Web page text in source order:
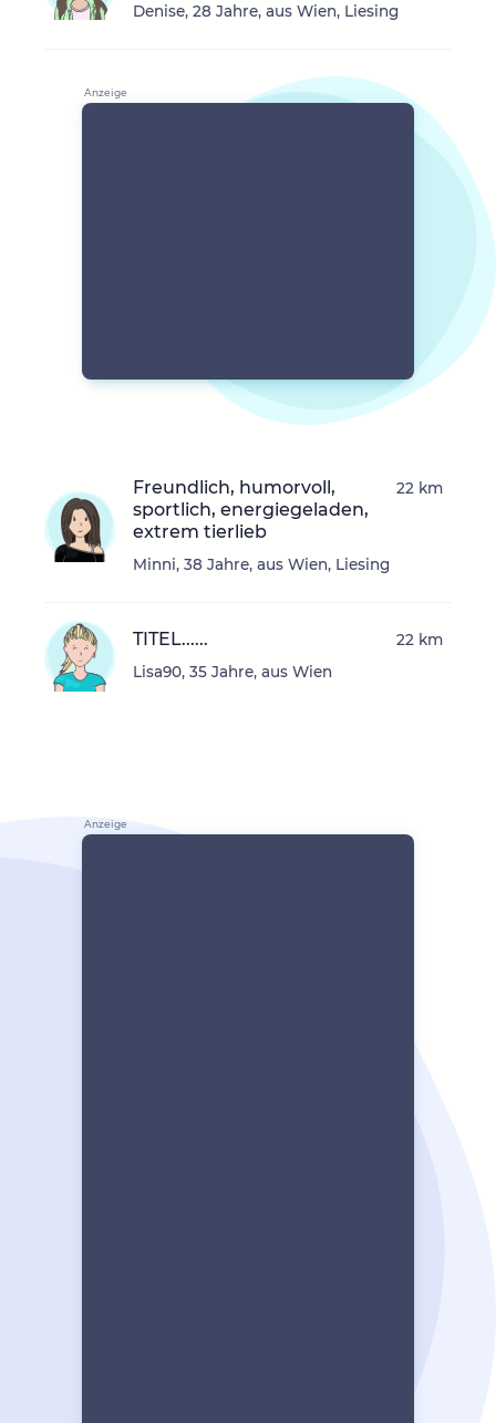
Denise, 28 Jahre, aus Wien, Liesing
Freundlich, humorvoll,
sportlich, energiegeladen,
extrem tierlieb
Minni, 38 Jahre, aus Wien, Liesing
22 km
TITEL......
Lisa90, 35 Jahre, aus Wien
22 km